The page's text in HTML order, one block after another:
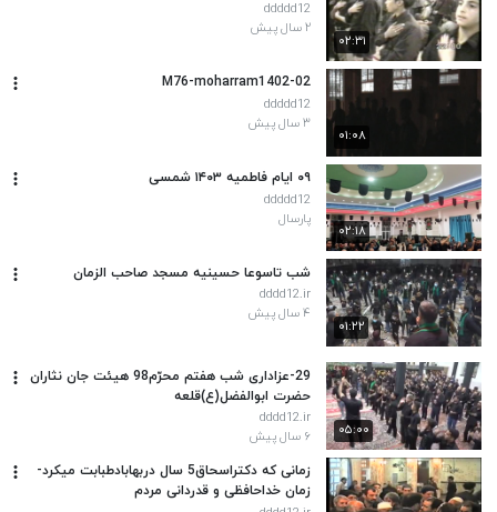
۰۲:۳۱
ddddd12
۲ سال پیش
۰۱:۰۸
02-M76-moharram1402
ddddd12
۳ سال پیش
۰۲:۱۸
۰۹ ایام فاطمیه ۱۴۰۳ شمسی
ddddd12
پارسال
۰۱:۲۲
شب تاسوعا حسینیه مسجد صاحب الزمان
dddd12.ir
۴ سال پیش
۰۵:۰۰
29-عزاداری شب هفتم محرّم98 هیئت جان نثاران
حضرت ابوالفضل(ع)قلعه
dddd12.ir
۶ سال پیش
زمانی که دکتراسحاق5 سال دربهابادطبابت میکرد-
زمان خداحافظی و قدردانی مردم